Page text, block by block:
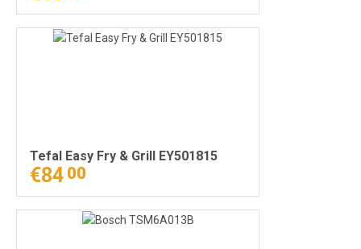
Tefal Easy Fry & Grill EY501815
€84 00